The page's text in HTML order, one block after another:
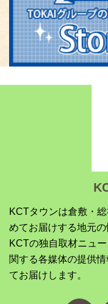
KCTタウンは倉敷・
めてお届けする地元の
KCTの独自取材ニュ
関する各媒体の提供
てお届けします。